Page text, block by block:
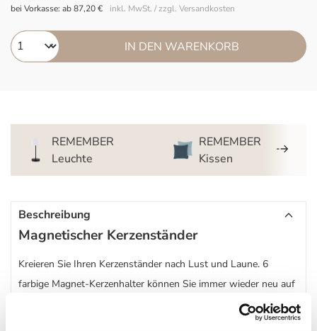
inkl. MwSt. / zzgl. Versandkosten
bei Vorkasse: ab 87,20 €
IN DEN WARENKORB
REMEMBER
Leuchte
REMEMBER
Kissen
Beschreibung
Magnetischer Kerzenständer
Kreieren Sie Ihren Kerzenständer nach Lust und Laune. 6
farbige Magnet-Kerzenhalter können Sie immer wieder neu auf
dem Tablet arrangieren und neu ordnen. Ob Sie den
Kerzenhalter Luna für die Stabkerzen dann lieber